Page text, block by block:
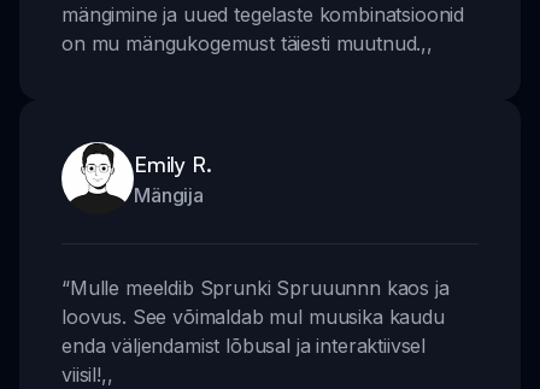
mängimine ja uued tegelaste kombinatsioonid
on mu mängukogemust täiesti muutnud.,,
Emily R.
Mängija
“Mulle meeldib Sprunki Spruuunnn kaos ja
loovus. See võimaldab mul muusika kaudu
enda väljendamist lõbusal ja interaktiivsel
viisil!,,